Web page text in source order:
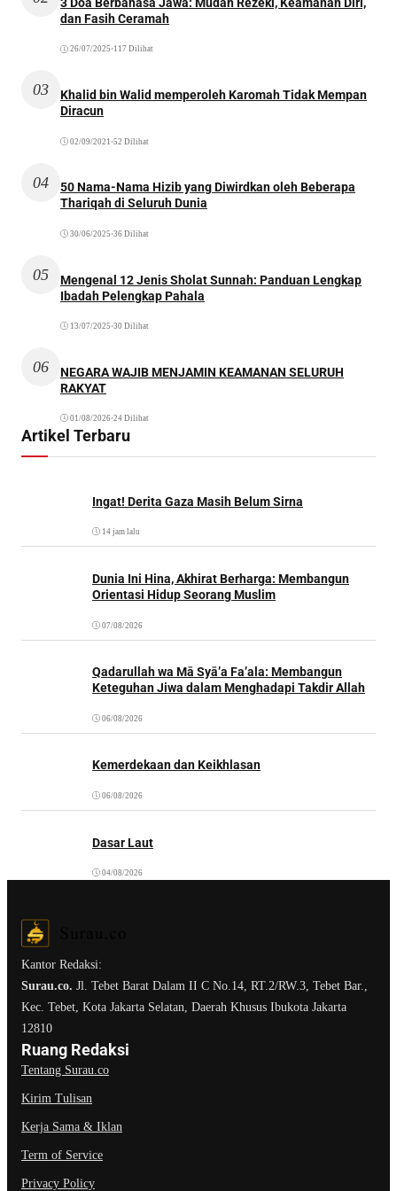
dan Fasih Ceramah
26/07/2025 •117 Dilihat
03
Khalid bin Walid memperoleh Karomah Tidak Mempan
Diracun
02/09/2021 •52 Dilihat
04
50 Nama-Nama Hizib yang Diwirdkan oleh Beberapa
Thariqah di Seluruh Dunia
30/06/2025 •36 Dilihat
05
Mengenal 12 Jenis Sholat Sunnah: Panduan Lengkap
Ibadah Pelengkap Pahala
13/07/2025 •30 Dilihat
06
NEGARA WAJIB MENJAMIN KEAMANAN SELURUH
RAKYAT
01/08/2026•24 Dilihat
Artikel Terbaru
Ingat! Derita Gaza Masih Belum Sirna
14 jam lalu
Dunia Ini Hina, Akhirat Berharga: Membangun
Orientasi Hidup Seorang Muslim
07/08/2026
Qadarullah wa Mā Syā’a Fa’ala: Membangun
Keteguhan Jiwa dalam Menghadapi Takdir Allah
06/08/2026
Kemerdekaan dan Keikhlasan
06/08/2026
Dasar Laut
04/08/2026
Kantor Redaksi:
Surau.co. Jl. Tebet Barat Dalam II C No.14, RT.2/RW.3, Tebet Bar.,
Kec. Tebet, Kota Jakarta Selatan, Daerah Khusus Ibukota Jakarta
12810
Ruang Redaksi
Tentang Surau.co
Kirim Tulisan
Kerja Sama & Iklan
Term of Service
Privacy Policy